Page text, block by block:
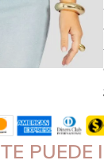
TE PUEDE